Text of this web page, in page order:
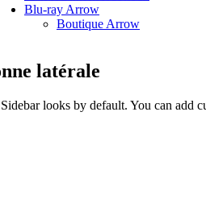
Blu-ray Arrow
Boutique Arrow
latérale
looks by default. You can add